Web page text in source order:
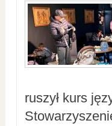
ruszył kurs